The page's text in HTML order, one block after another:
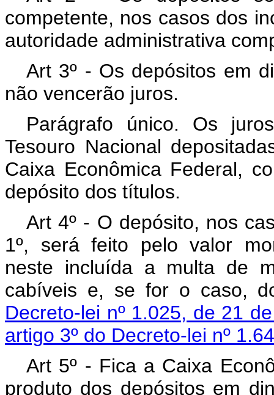
competente, nos casos dos
autoridade administrativa
Art 3º - Os depósitos em
não vencerão juros.
Parágrafo único. Os
Tesouro Nacional
Caixa Econômica Federal,
depósito dos títulos.
Art 4º - O depósito, nos
1º, será feito pelo valor
neste incluída a multa de
cabíveis e, se for o caso,
Decreto-lei nº 1.025, de 21
artigo 3º do Decreto-lei nº
Art 5º - Fica a Caixa
produto dos depósitos em